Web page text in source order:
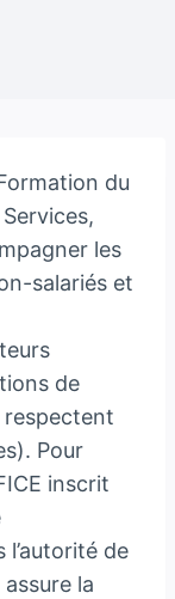
du
les
salariés et
de
respectent
Pour
inscrit
de
la